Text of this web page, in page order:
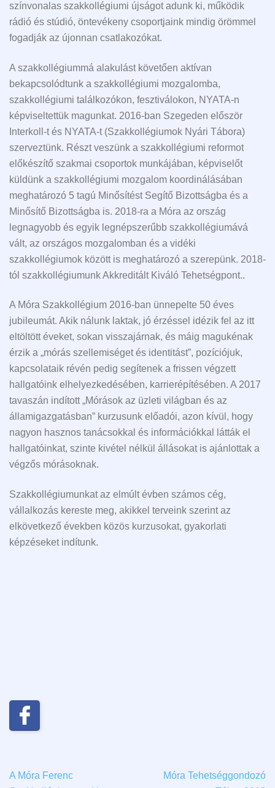
színvonalas szakkollégiumi újságot adunk ki, működik
rádió és stúdió, öntevékeny csoportjaink mindig örömmel
fogadják az újonnan csatlakozókat.
A szakkollégiummá alakulást követően aktívan
bekapcsolódtunk a szakkollégiumi mozgalomba,
szakkollégiumi találkozókon, fesztiválokon, NYATA-n
képviseltettük magunkat. 2016-ban Szegeden először
Interkoll-t és NYATA-t (Szakkollégiumok Nyári Tábora)
szerveztünk. Részt veszünk a szakkollégiumi reformot
előkészítő szakmai csoportok munkájában, képviselőt
küldünk a szakkollégiumi mozgalom koordinálásában
meghatározó 5 tagú Minősítést Segítő Bizottságba és a
Minősítő Bizottságba is. 2018-ra a Móra az ország
legnagyobb és egyik legnépszerűbb szakkollégiumává
vált, az országos mozgalomban és a vidéki
szakkollégiumok között is meghatározó a szerepünk. 2018-
tól szakkollégiumunk Akkreditált Kiváló Tehetségpont..
A Móra Szakkollégium 2016-ban ünnepelte 50 éves
jubileumát. Akik nálunk laktak, jó érzéssel idézik fel az itt
eltöltött éveket, sokan visszajárnak, és máig magukénak
érzik a „mórás szellemiséget és identitást”, pozíciójuk,
kapcsolataik révén pedig segítenek a frissen végzett
hallgatóink elhelyezkedésében, karrierépítésében. A 2017
tavaszán indított „Mórások az üzleti világban és az
államigazgatásban” kurzusunk előadói, azon kívül, hogy
nagyon hasznos tanácsokkal és információkkal látták el
hallgatóinkat, szinte kivétel nélkül állásokat is ajánlottak a
végzős mórásoknak.
Szakkollégiumunkat az elmúlt évben számos cég,
vállalkozás kereste meg, akikkel terveink szerint az
elkövetkező években közös kurzusokat, gyakorlati
képzéseket indítunk.
A Móra Ferenc
Móra Tehetséggondozó